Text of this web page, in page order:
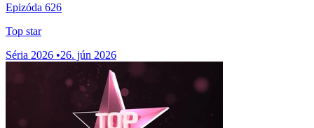
Epizóda 626
Top star
Séria 2026 •26. jún 2026